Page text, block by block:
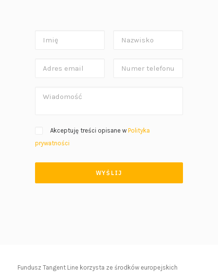
Akceptuję treści opisane wPolityka
prywatności
Fundusz Tangent Line korzysta ze środków europejskich